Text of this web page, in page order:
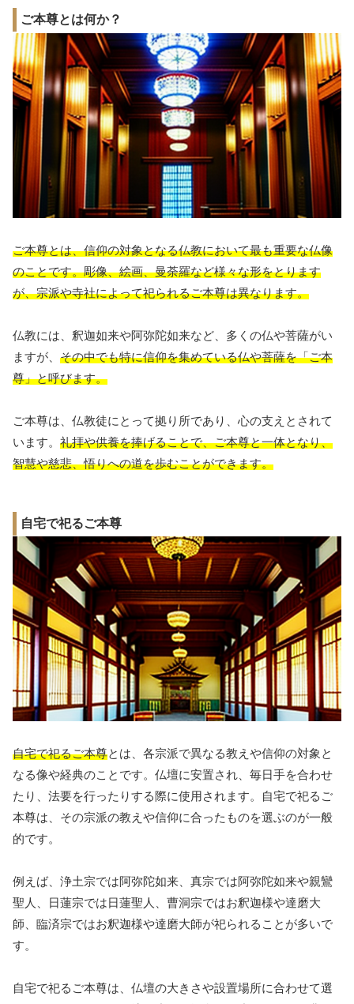
ご本尊とは何か？
ご本尊とは、信仰の対象となる仏教において最も重要な仏像
のことです。彫像、絵画、曼荼羅など様々な形をとります
が、宗派や寺社によって祀られるご本尊は異なります。
仏教には、釈迦如来や阿弥陀如来など、多くの仏や菩薩がい
ますが、 その中でも特に信仰を集めている仏や菩薩を「ご本
尊」と呼びます。
ご本尊は、仏教徒にとって拠り所であり、心の支えとされて
います。 礼拝や供養を捧げることで、ご本尊と一体となり、
智慧や慈悲、悟りへの道を歩むことができます。
自宅で祀るご本尊
自宅で祀るご本尊とは、各宗派で異なる教えや信仰の対象と
なる像や経典のことです。仏壇に安置され、毎日手を合わせ
たり、法要を行ったりする際に使用されます。自宅で祀るご
本尊は、その宗派の教えや信仰に合ったものを選ぶのが一般
的です。
例えば、浄土宗では阿弥陀如来、真宗では阿弥陀如来や親鸞
聖人、日蓮宗では日蓮聖人、曹洞宗ではお釈迦様や達磨大
師、臨済宗ではお釈迦様や達磨大師が祀られることが多いで
す。
自宅で祀るご本尊は、仏壇の大きさや設置場所に合わせて選